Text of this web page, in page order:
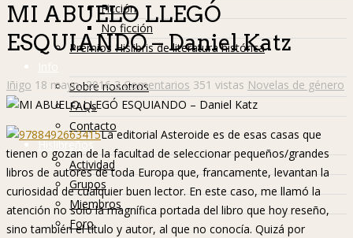
Ficción
No ficción
Premios Hislibris de literatura histórica
Info
Sobre nosotros
FAQs
Contacto
Hislibreños
Actividad
Grupos
Miembros
Foro
MI ABUELO LLEGÓ
ESQUIANDO – Daniel Katz
Iñigo 18 mayo, 2016 3 Comentarios 351 vistas Novelas de género
La editorial Asteroide es de esas casas que
tienen o gozan de la facultad de seleccionar pequeños/grandes
libros de autores de toda Europa que, francamente, levantan la
curiosidad de cualquier buen lector. En este caso, me llamó la
atención no solo la magnífica portada del libro que hoy reseño,
sino también el título y autor, al que no conocía. Quizá por